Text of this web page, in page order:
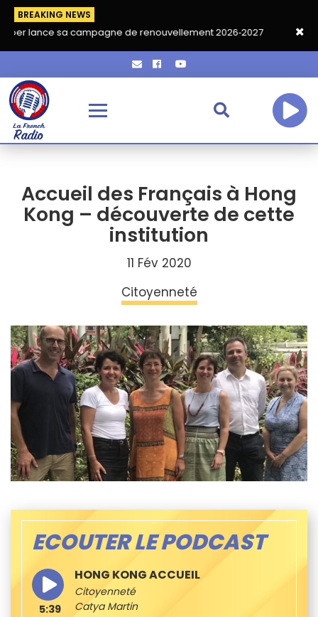
BREAKING NEWS
campagne de renouvellement 2026‑2027 Grand café de
Accueil des Français à Hong
Kong – découverte de cette
institution
11 Fév 2020
Citoyenneté
ECOUTER LE PODCAST
HONG KONG ACCUEIL
Citoyenneté
Catya Martin
5:39